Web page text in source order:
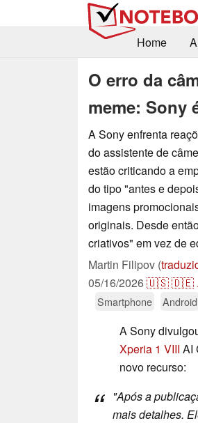
Home
O erro da
meme: Sony
A Sony enfrenta
do assistente de
estão criticando a
do tipo "antes e
imagens
originais. Desde
criativos" em vez de
Martin Filipov (
05/16/2026🇺🇸🇩🇪
Smartphone Android
A Sony
Xperia 1 VIII AI
novo recurso:
"Após a
mais detalhes.